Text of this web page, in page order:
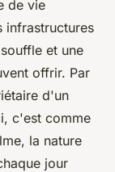
de vie
infrastructures
et une
offrir. Par
d'un
c'est comme
la nature
jour